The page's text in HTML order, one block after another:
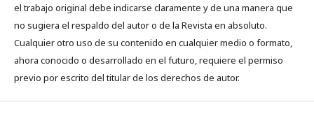
el trabajo original debe indicarse claramente y de una manera que
no sugiera el respaldo del autor o de la Revista en absoluto.
Cualquier otro uso de su contenido en cualquier medio o formato,
ahora conocido o desarrollado en el futuro, requiere el permiso
previo por escrito del titular de los derechos de autor.